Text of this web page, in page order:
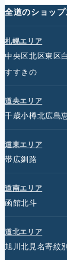
全道のショップ
札幌エリア
中央区北区東区
すすきの
道央エリア
千歳小樽北広島
道東エリア
帯広釧路
道南エリア
函館北斗
道北エリア
旭川北見 名寄紋